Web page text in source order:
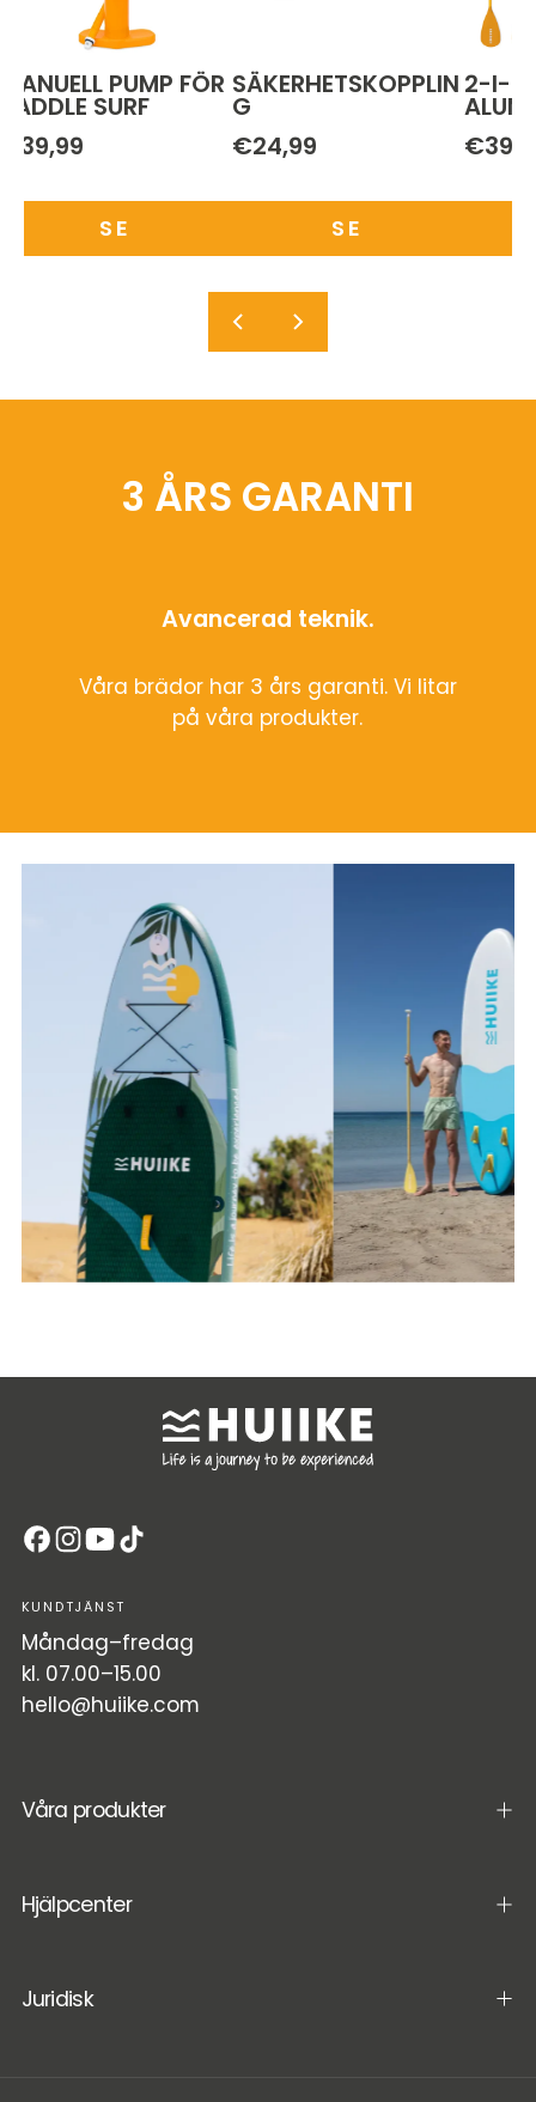
PUMP FÖR SÄKERHETSKOPPLIN
G
2-I-1-PADDEL
ALUMINIUM
3 ÅRS GARANTI
Avancerad teknik.
Våra brädor har 3 års garanti. Vi litar
på våra produkter.
KUNDTJÄNST
Måndag–fredag
kl. 07.00–15.00
hello@huiike.com
Våra produkter
Hjälpcenter
Juridisk